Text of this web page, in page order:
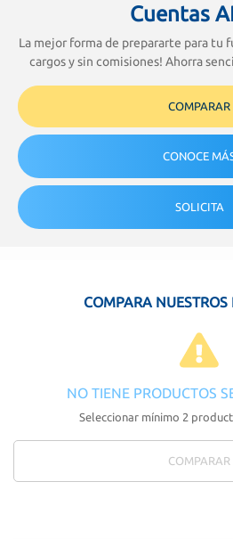
Cuentas
La mejor forma de prepararte para tu
cargos y sin comisiones! Ahorra
COMPARAR
CONOCE
SOLICITA
COMPARA NUESTROS
NO TIENE PRODUCTOS
Seleccionar mínimo 2
COMPARAR